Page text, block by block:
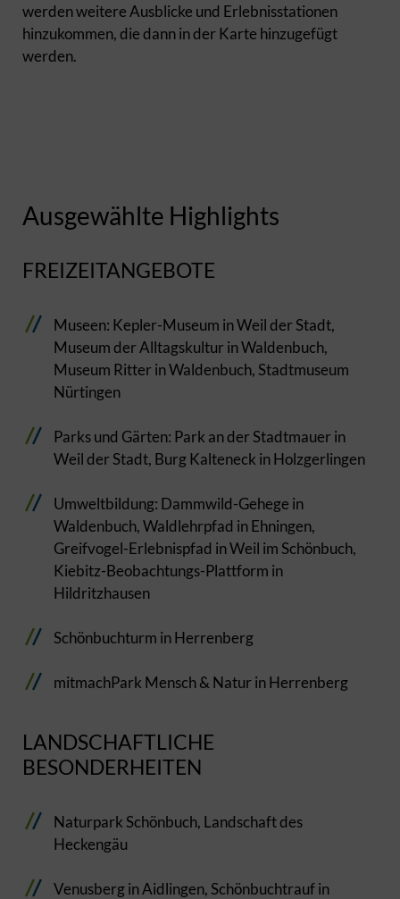
werden weitere Ausblicke und Erlebnisstationen
hinzukommen, die dann in der Karte hinzugefügt
werden.
Ausgewählte Highlights
FREIZEITANGEBOTE
Museen: Kepler-Museum in Weil der Stadt,
Museum der Alltagskultur in Waldenbuch,
Museum Ritter in Waldenbuch, Stadtmuseum
Nürtingen
Parks und Gärten: Park an der Stadtmauer in
Weil der Stadt, Burg Kalteneck in Holzgerlingen
Umweltbildung: Dammwild-Gehege in
Waldenbuch, Waldlehrpfad in Ehningen,
Greifvogel-Erlebnispfad in Weil im Schönbuch,
Kiebitz-Beobachtungs-Plattform in
Hildritzhausen
Schönbuchturm in Herrenberg
mitmachPark Mensch & Natur in Herrenberg
LANDSCHAFTLICHE
BESONDERHEITEN
Naturpark Schönbuch, Landschaft des
Heckengäu
Venusberg in Aidlingen, Schönbuchtrauf in